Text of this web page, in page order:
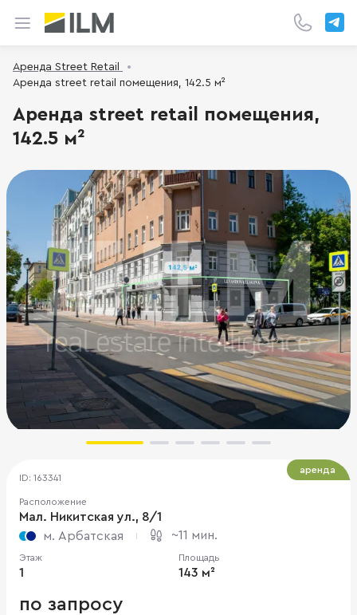
Аренда Street Retail
Аренда street retail помещения, 142.5 м²
Аренда street retail помещения,
142.5 м²
ID: 163341
Расположение
Мал. Никитская ул., 8/1
м. Арбатская
~11 мин.
Этаж
1
Площадь
143 м²
по запросу
аренда